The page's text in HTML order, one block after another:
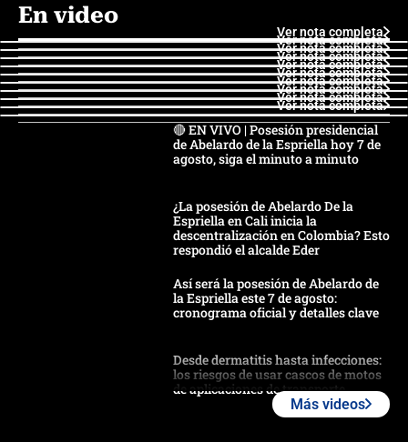
En video
Ver nota completa
Ver nota completa
Ver nota completa
Ver nota completa
Ver nota completa
Ver nota completa
Ver nota completa
Ver nota completa
Ver nota completa
Ver nota completa
🔴 EN VIVO | Posesión presidencial
de Abelardo de la Espriella hoy 7 de
agosto, siga el minuto a minuto
¿La posesión de Abelardo De la
Espriella en Cali inicia la
descentralización en Colombia? Esto
respondió el alcalde Eder
Así será la posesión de Abelardo de
la Espriella este 7 de agosto:
cronograma oficial y detalles clave
Desde dermatitis hasta infecciones:
los riesgos de usar cascos de motos
de aplicaciones de transporte
Más videos